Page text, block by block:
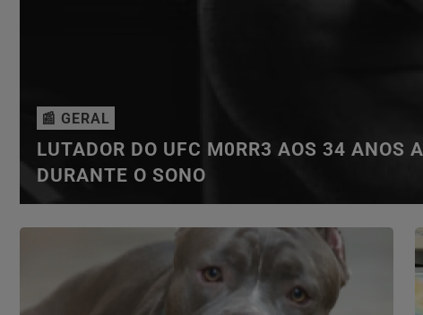
📰 GERAL
LUTADOR DO UFC M0RR3 AOS 34 ANOS
DURANTE O SONO